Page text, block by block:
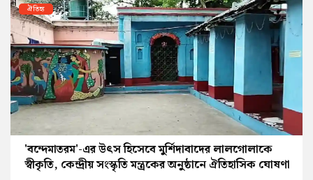
ঐতিহ্য
'বন্দেমাতরম'-এর উৎস হিসেবে মুর্শিদাবাদের লালগোলাকে
স্বীকৃতি, কেন্দ্রীয় সংস্কৃতি মন্ত্রকের অনুষ্ঠানে ঐতিহাসিক ঘোষণা